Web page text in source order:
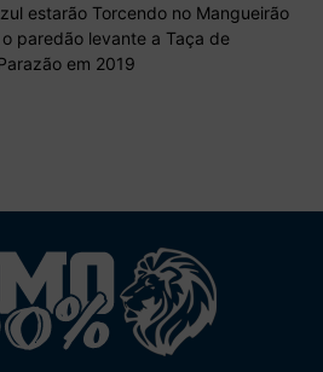
estarão Torcendo no Mangueirão
paredão levante a Taça de
em 2019